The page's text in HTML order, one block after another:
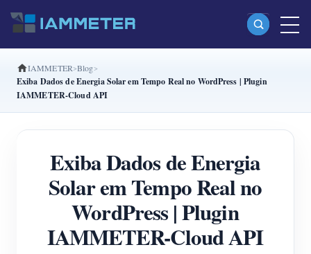
Produtos
Fase dividida Medidor de energia Wi-Fi (WEM2067)
Trifásico Medidor de energia Wi-Fi (WEM3080T)
Trifásico Medidor de energia Wi-Fi (WEM3046T)
Trifásico Medidor de energia Wi-Fi (WEM3050T)
Controlador de potência WiFi
IAMMETER Blog
Exiba Dados de Energia Solar em Tempo Real no WordPress | Plugin
IAMMETER-Cloud API
Exiba Dados de Energia
Solar em Tempo Real no
WordPress | Plugin
IAMMETER-Cloud API